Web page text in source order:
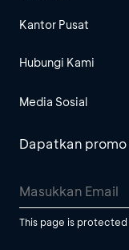
Kantor Pusat
Hubungi Kami
Media Sosial
Dapatkan
This page is